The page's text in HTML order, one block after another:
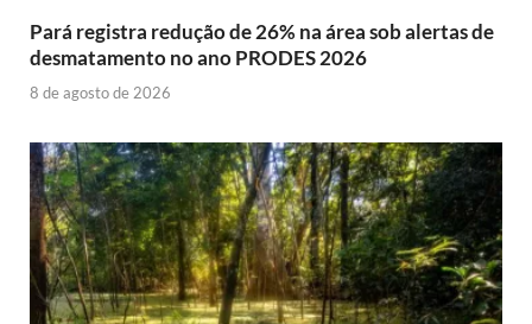
Pará registra redução de 26% na área sob alertas de
desmatamento no ano PRODES 2026
8 de agosto de 2026